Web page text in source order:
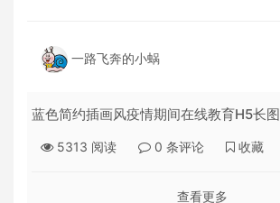
一路飞奔的小蜗
蓝色简约插画风疫情期间在线教育H5长图
5313 阅读 0 条评论 收藏
查看更多